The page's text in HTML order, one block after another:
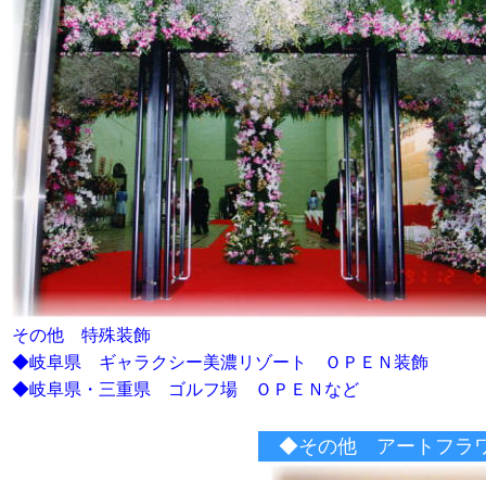
その他 特殊装飾
◆岐阜県 ギャラクシー美濃リゾート ＯＰＥＮ装飾
◆岐阜県・三重県 ゴルフ場 ＯＰＥＮなど
◆その他 アートフラワ